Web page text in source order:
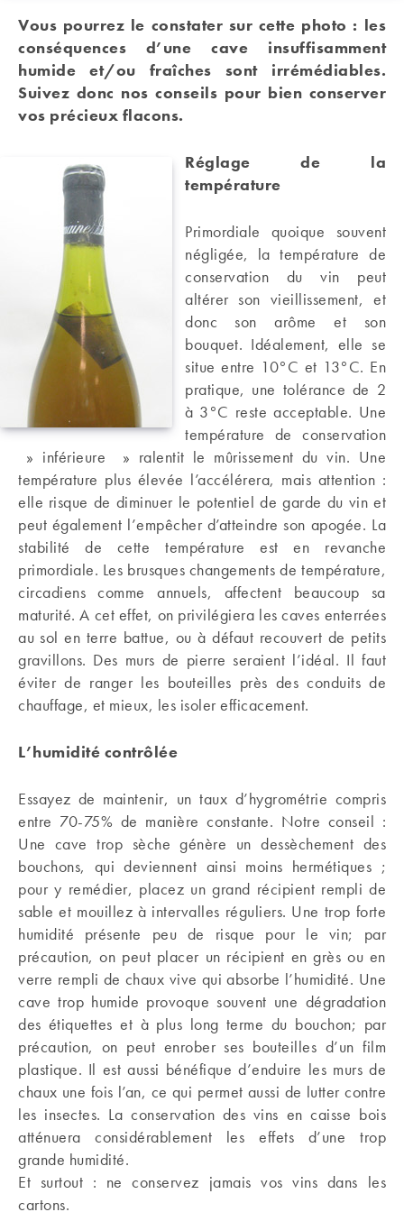
Vous pourrez le constater sur cette photo : les
conséquences d’une cave insuffisamment
humide et/ou fraîches sont irrémédiables.
Suivez donc nos conseils pour bien conserver
vos précieux flacons.
Réglage de la
température
Primordiale quoique souvent
négligée, la température de
conservation du vin peut
altérer son vieillissement, et
donc son arôme et son
bouquet. Idéalement, elle se
situe entre 10°C et 13°C. En
pratique, une tolérance de 2
à 3°C reste acceptable. Une
température de conservation
» inférieure » ralentit le mûrissement du vin. Une
température plus élevée l’accélérera, mais attention :
elle risque de diminuer le potentiel de garde du vin et
peut également l’empêcher d’atteindre son apogée. La
stabilité de cette température est en revanche
primordiale. Les brusques changements de température,
circadiens comme annuels, affectent beaucoup sa
maturité. A cet effet, on privilégiera les caves enterrées
au sol en terre battue, ou à défaut recouvert de petits
gravillons. Des murs de pierre seraient l’idéal. Il faut
éviter de ranger les bouteilles près des conduits de
chauffage, et mieux, les isoler efficacement.
L’humidité contrôlée
Essayez de maintenir, un taux d’hygrométrie compris
entre 70-75% de manière constante. Notre conseil :
Une cave trop sèche génère un dessèchement des
bouchons, qui deviennent ainsi moins hermétiques ;
pour y remédier, placez un grand récipient rempli de
sable et mouillez à intervalles réguliers. Une trop forte
humidité présente peu de risque pour le vin; par
précaution, on peut placer un récipient en grès ou en
verre rempli de chaux vive qui absorbe l’humidité. Une
cave trop humide provoque souvent une dégradation
des étiquettes et à plus long terme du bouchon; par
précaution, on peut enrober ses bouteilles d’un film
plastique. Il est aussi bénéfique d’enduire les murs de
chaux une fois l’an, ce qui permet aussi de lutter contre
les insectes. La conservation des vins en caisse bois
atténuera considérablement les effets d’une trop
grande humidité.
Et surtout : ne conservez jamais vos vins dans les
cartons.